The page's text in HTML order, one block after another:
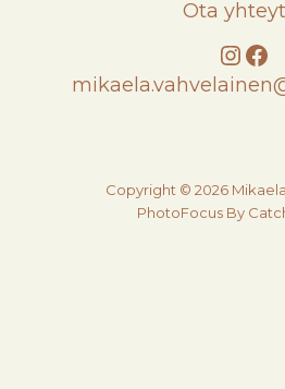
Ota
Copyright © 2026
PhotoFocus By